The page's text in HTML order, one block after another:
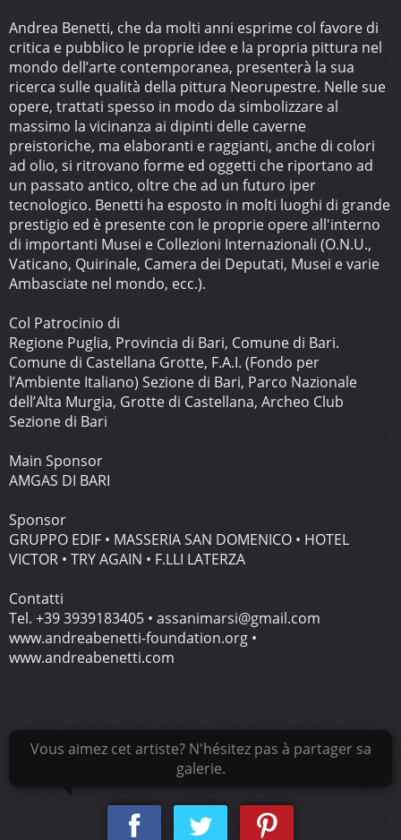
Andrea Benetti, che da molti anni esprime col favore di
critica e pubblico le proprie idee e la propria pittura nel
mondo dell’arte contemporanea, presenterà la sua
ricerca sulle qualità della pittura Neorupestre. Nelle sue
opere, trattati spesso in modo da simbolizzare al
massimo la vicinanza ai dipinti delle caverne
preistoriche, ma elaboranti e raggianti, anche di colori
ad olio, si ritrovano forme ed oggetti che riportano ad
un passato antico, oltre che ad un futuro iper
tecnologico. Benetti ha esposto in molti luoghi di grande
prestigio ed è presente con le proprie opere all'interno
di importanti Musei e Collezioni Internazionali (O.N.U.,
Vaticano, Quirinale, Camera dei Deputati, Musei e varie
Ambasciate nel mondo, ecc.).
Col Patrocinio di
Regione Puglia, Provincia di Bari, Comune di Bari.
Comune di Castellana Grotte, F.A.I. (Fondo per
l’Ambiente Italiano) Sezione di Bari, Parco Nazionale
dell’Alta Murgia, Grotte di Castellana, Archeo Club
Sezione di Bari
Main Sponsor
AMGAS DI BARI
Sponsor
GRUPPO EDIF • MASSERIA SAN DOMENICO • HOTEL
VICTOR • TRY AGAIN • F.LLI LATERZA
Contatti
Tel. +39 3939183405 • assanimarsi@gmail.com
www.andreabenetti-foundation.org •
www.andreabenetti.com
Vous aimez cet artiste? N'hésitez pas à partager sa
galerie.